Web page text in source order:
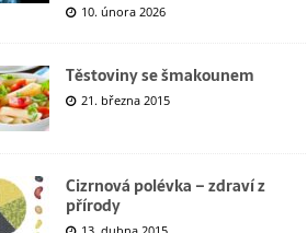
10. února 2026
Těstoviny se šmakounem
21. března 2015
Cizrnová polévka – zdraví z
přírody